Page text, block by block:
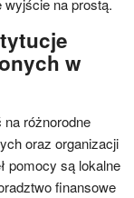
na prostą.
w
różnorodne
oraz organizacji
pomocy są lokalne
finansowe